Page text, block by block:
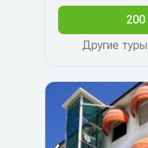
Другие
200